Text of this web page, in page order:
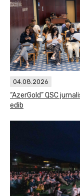
04.08.2026
“AzerGold” QSC
edib